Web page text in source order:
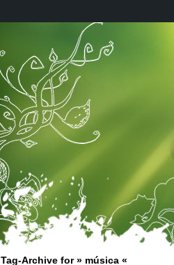
Tag-Archive for » música «